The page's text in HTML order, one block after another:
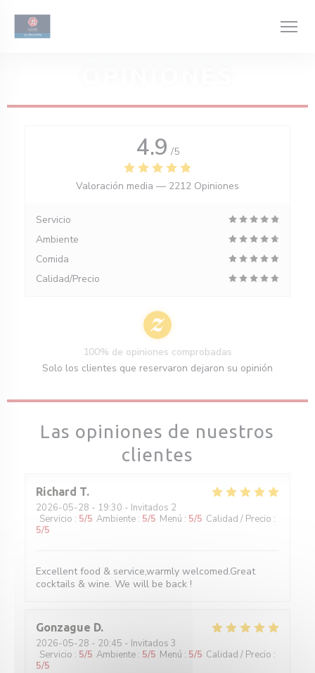
Las opiniones de nuestros
clientes
Richard T
2026-05-28 - 19:30 - Invitados 2
Servicio : 5/5 Ambiente : 5/5 Menú : 5/5 Calidad / Precio :
5/5
Excellent food & service,warmly welcomed.Great
cocktails & wine. We will be back !
Gonzague D
2026-05-28 - 20:45 - Invitados 3
Servicio : 5/5 Ambiente : 5/5 Menú : 5/5 Calidad / Precio :
5/5
4.9 /5
Valoración media — 2212 Opiniones
Servicio
Ambiente
Comida
Calidad/Precio
100% de opiniones comprobadas
Solo los clientes que reservaron dejaron su opinión